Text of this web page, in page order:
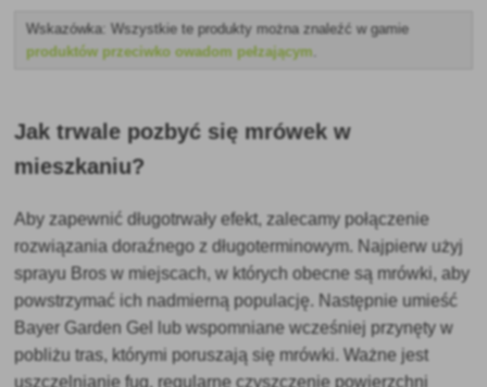
Wskazówka: Wszystkie te produkty można znaleźć w gamie
produktów przeciwko owadom pełzającym
Jak trwale pozbyć się mrówek w
mieszkaniu?
Aby zapewnić długotrwały efekt, zalecamy połączenie
rozwiązania doraźnego z długoterminowym. Najpierw użyj
sprayu Bros w miejscach, w których obecne są mrówki, aby
powstrzymać ich nadmierną populację. Następnie umieść
Bayer Garden Gel lub wspomniane wcześniej przynęty w
pobliżu tras, którymi poruszają się mrówki. Ważne jest
uszczelnianie fug, regularne czyszczenie powierzchni